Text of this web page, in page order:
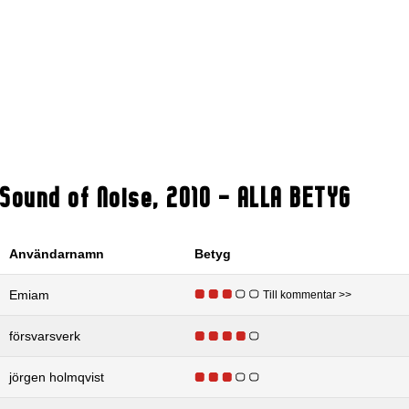
Sound of Noise, 2010 - ALLA BETYG
Användarnamn Betyg
Emiam Till kommentar >>
försvarsverk
jörgen holmqvist